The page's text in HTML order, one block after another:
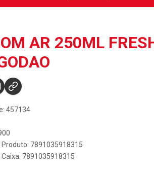
AR 250ML
457134
7891035918315
7891035918315